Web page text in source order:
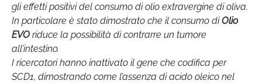
gli effetti positivi del consumo di olio extravergine di oliva.
In particolare è stato dimostrato che il consumo diOlio
EVO riduce la possibilità di contrarre un tumore
all’intestino.
I ricercatori hanno inattivato il gene che codifica per
SCD1, dimostrando come l’assenza di acido oleico nel